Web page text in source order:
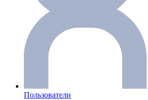
Пользователи